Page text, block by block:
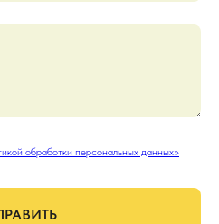
обработки персональных данных»